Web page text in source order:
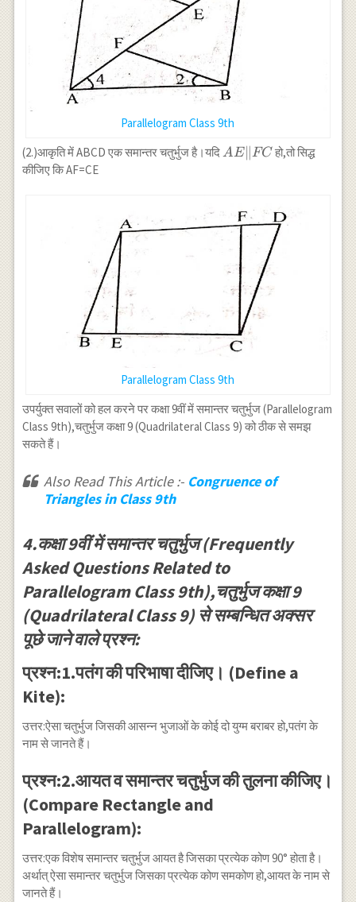
Parallelogram Class 9th
(2.)आकृति में ABCD एक समान्तर चतुर्भुज है।यदिAE
AE∥ FC हो,तो सिद्ध
कीजिए कि AF=CE
Parallelogram Class 9th
उपर्युक्त सवालों को हल करने पर कक्षा 9वीं में समान्तर चतुर्भुज (Parallelogram
Class 9th),चतुर्भुज कक्षा 9 (Quadrilateral Class 9) को ठीक से समझ
सकते हैं।
Also Read This Article :- Congruence of
Triangles in Class 9th
4.कक्षा 9वीं में समान्तर चतुर्भुज (Frequently
Asked Questions Related to
Parallelogram Class 9th),चतुर्भुज कक्षा 9
(Quadrilateral Class 9) से सम्बन्धित अक्सर
पूछे जाने वाले प्रश्न:
प्रश्न:1.पतंग की परिभाषा दीजिए। (Define a
Kite):
उत्तर:ऐसा चतुर्भुज जिसकी आसन्न भुजाओं के कोई दो युग्म बराबर हो,पतंग के
नाम से जानते हैं।
प्रश्न:2.आयत व समान्तर चतुर्भुज की तुलना कीजिए।
(Compare Rectangle and
Parallelogram):
उत्तर:एक विशेष समान्तर चतुर्भुज आयत है जिसका प्रत्येक कोण 90° होता है।
अर्थात् ऐसा समान्तर चतुर्भुज जिसका प्रत्येक कोण समकोण हो,आयत के नाम से
जानते हैं।